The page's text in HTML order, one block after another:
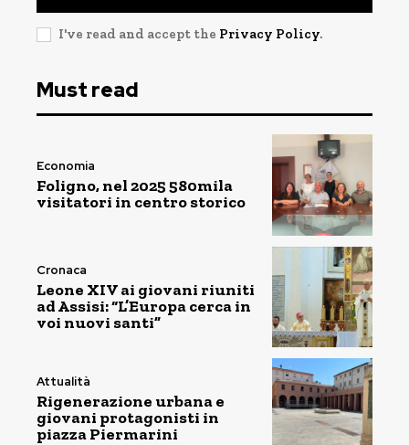
I've read and accept the Privacy Policy.
Must read
Economia
Foligno, nel 2025 580mila
visitatori in centro storico
Cronaca
Leone XIV ai giovani riuniti
ad Assisi: “L’Europa cerca in
voi nuovi santi”
Attualità
Rigenerazione urbana e
giovani protagonisti in
piazza Piermarini